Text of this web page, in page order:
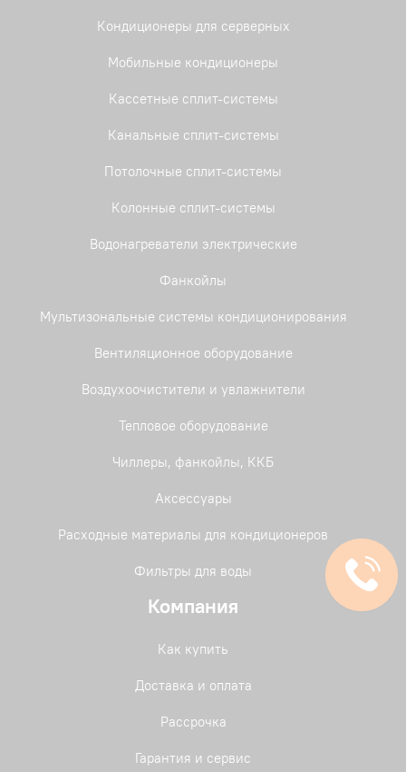
Кондиционеры для серверных
Мобильные кондиционеры
Кассетные сплит-системы
Канальные сплит-системы
Потолочные сплит-системы
Колонные сплит-системы
Водонагреватели электрические
Фанкойлы
Мультизональные системы кондиционирования
Вентиляционное оборудование
Воздухоочистители и увлажнители
Тепловое оборудование
Чиллеры, фанкойлы, ККБ
Аксессуары
Расходные материалы для кондиционеров
Фильтры для воды
Компания
Как купить
Доставка и оплата
Рассрочка
Гарантия и сервис